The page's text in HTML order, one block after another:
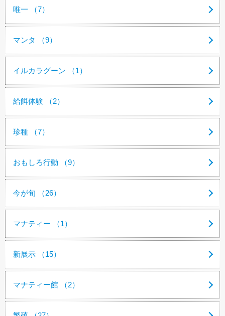
唯一 （7）
マンタ （9）
イルカラグーン （1）
給餌体験 （2）
珍種 （7）
おもしろ行動 （9）
今が旬 （26）
マナティー （1）
新展示 （15）
マナティー館 （2）